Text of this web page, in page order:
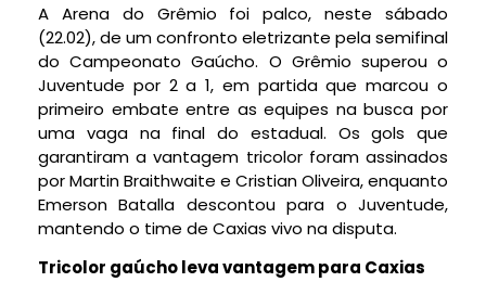
A Arena do Grêmio foi palco, neste sábado
(22.02), de um confronto eletrizante pela semifinal
do Campeonato Gaúcho. O Grêmio superou o
Juventude por 2 a 1, em partida que marcou o
primeiro embate entre as equipes na busca por
uma vaga na final do estadual. Os gols que
garantiram a vantagem tricolor foram assinados
por Martin Braithwaite e Cristian Oliveira, enquanto
Emerson Batalla descontou para o Juventude,
mantendo o time de Caxias vivo na disputa.
Tricolor gaúcho leva vantagem para Caxias